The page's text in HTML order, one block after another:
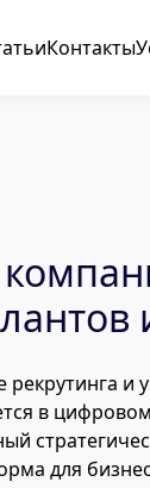
и
в
для
Контакты